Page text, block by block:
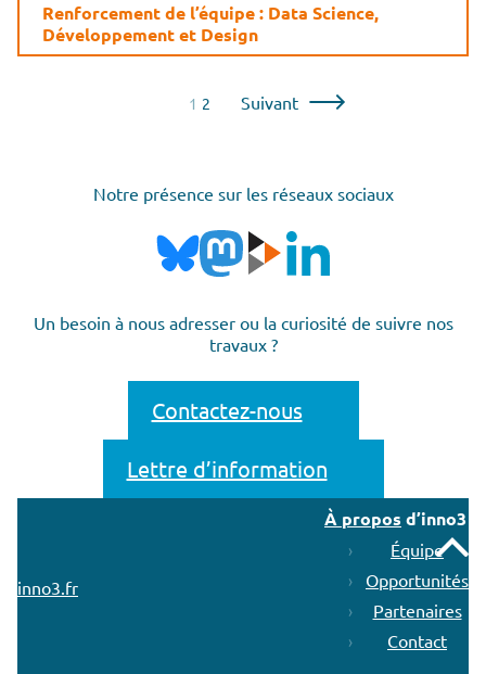
Renforcement de l’équipe : Data Science,
Développement et Design
publications
1 2 Suivant
Notre présence sur les réseaux sociaux
Un besoin à nous adresser ou la curiosité de suivre nos
travaux ?
Contactez-nous
Lettre d’information
inno3.fr
À propos d’inno3
Équipe
Opportunités
Partenaires
Contact
Remonter